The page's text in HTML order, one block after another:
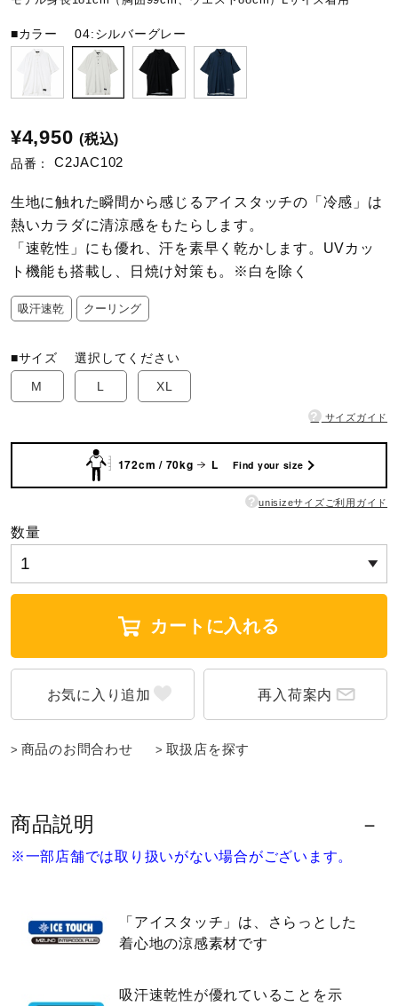
テニス／ソフトテニス
バドミントン
陸上競技
卓球
ソフトボール
柔道
ウィンタースポーツ
ウォーキングシューズ
■カラー04:シルバーグレー
¥4,950 (税込)
品番： C2JAC102
生地に触れた瞬間から感じるアイスタッチの「冷感」は
熱いカラダに清涼感をもたらします。
「速乾性」にも優れ、汗を素早く乾かします。UVカッ
ト機能も搭載し、日焼け対策も。※白を除く
吸汗速乾 クーリング
■サイズ選択してください
M
L XL
? サイズガイド
172cm / 70kg L Find your size
? unisizeサイズご利用ガイド
数量
カートに入れる
再入荷案内
商品のお問合わせ 取扱店を探す
商品説明
※一部店舗では取り扱いがない場合がございます。
「アイスタッチ」は、さらっとした
着心地の涼感素材です
吸汗速乾性が優れていることを示